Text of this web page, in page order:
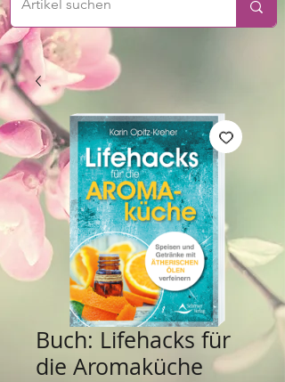
Buch: Lifehacks für
die Aromaküche